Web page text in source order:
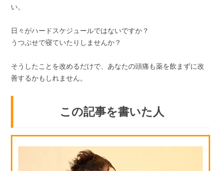
い。
日々がハードスケジュールではないですか？
うつぶせで寝ていたりしませんか？
そうしたことを改めるだけで、あなたの頭痛も薬を飲まずに改
善するかもしれません。
この記事を書いた人